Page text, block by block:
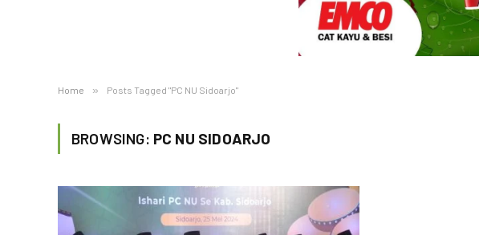
Home » Posts Tagged "PC NU Sidoarjo"
BROWSING: PC NU SIDOARJO